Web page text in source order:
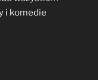
i komedie